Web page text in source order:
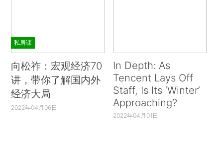
私房课
向松祚：宏观经济70
讲，带你了解国内外
经济大局
2022年04月06日
In Depth: As
Tencent Lays Off
Staff, Is Its ‘Winter’
Approaching?
2022年04月01日